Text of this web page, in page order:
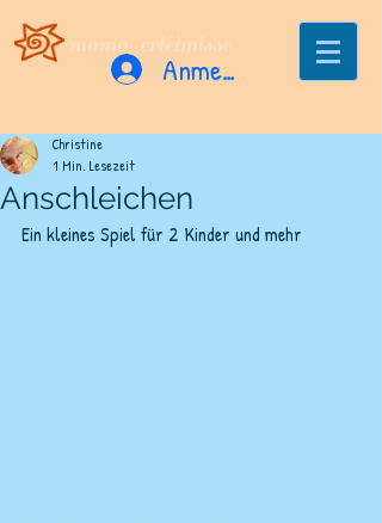
Anmelden
Anschleichen
Christine
1 Min. Lesezeit
Ein kleines Spiel für 2 Kinder und mehr